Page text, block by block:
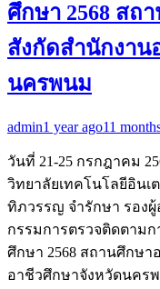
ศึกษา 2568 สถ
สังกัดสำนักงาน
นครพนม
admin1 year ago11
วันที่ 21-25 กรกฎาคม
วิทยาลัยเทคโนโลยีอิน
ทิภวรรญ จำรักษา รอง
กรรมการตรวจติดตามก
ศึกษา 2568 สถานศึกษ
อาชีวศึกษาจังหวัดนคร